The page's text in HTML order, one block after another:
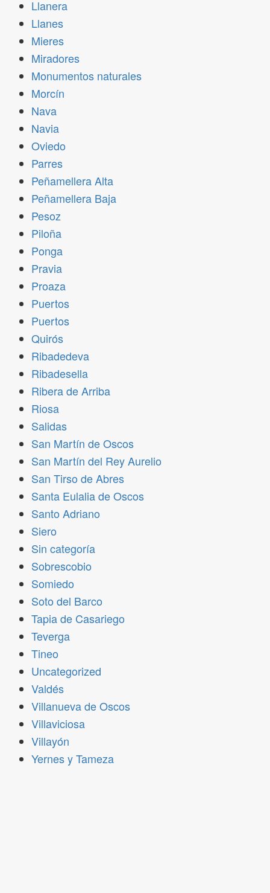
Llanera
Llanes
Mieres
Miradores
Monumentos naturales
Morcín
Nava
Navia
Oviedo
Parres
Peñamellera Alta
Peñamellera Baja
Pesoz
Piloña
Ponga
Pravia
Proaza
Puertos
Puertos
Quirós
Ribadedeva
Ribadesella
Ribera de Arriba
Riosa
Salidas
San Martín de Oscos
San Martín del Rey Aurelio
San Tirso de Abres
Santa Eulalia de Oscos
Santo Adriano
Siero
Sin categoría
Sobrescobio
Somiedo
Soto del Barco
Tapia de Casariego
Teverga
Tineo
Uncategorized
Valdés
Villanueva de Oscos
Villaviciosa
Villayón
Yernes y Tameza